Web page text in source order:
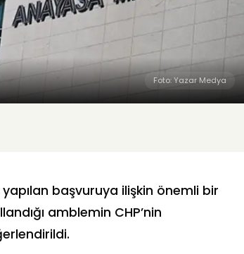
Foto: Yazar Medya
başvuruya ilişkin önemli bir
amblemin CHP’nin